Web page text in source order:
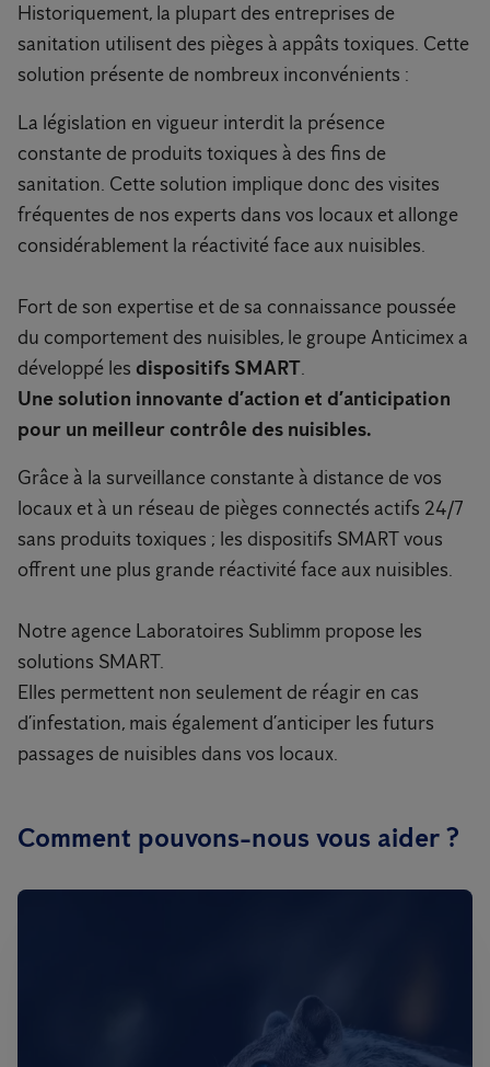
Historiquement, la plupart des entreprises de
sanitation utilisent des pièges à appâts toxiques. Cette
solution présente de nombreux inconvénients :
La législation en vigueur interdit la présence
constante de produits toxiques à des fins de
sanitation. Cette solution implique donc des visites
fréquentes de nos experts dans vos locaux et allonge
considérablement la réactivité face aux nuisibles.
Fort de son expertise et de sa connaissance poussée
du comportement des nuisibles, le groupe Anticimex a
développé les dispositifs SMART.
Une solution innovante d’action et d’anticipation
pour un meilleur contrôle des nuisibles.
Grâce à la surveillance constante à distance de vos
locaux et à un réseau de pièges connectés actifs 24/7
sans produits toxiques ; les dispositifs SMART vous
offrent une plus grande réactivité face aux nuisibles.
Notre agence Laboratoires Sublimm propose les
solutions SMART.
Elles permettent non seulement de réagir en cas
d’infestation, mais également d’anticiper les futurs
passages de nuisibles dans vos locaux.
Comment pouvons-nous vous aider ?